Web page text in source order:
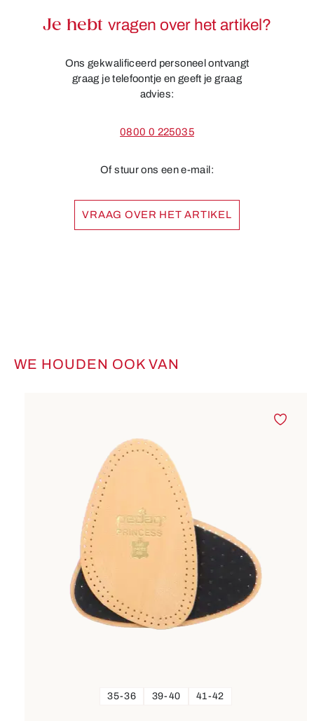
Je hebt vragen over het artikel?
Ons gekwalificeerd personeel ontvangt
graag je telefoontje en geeft je graag
advies:
0800 0 225035
Of stuur ons een e-mail:
VRAAG OVER HET ARTIKEL
Productgalerij overslaan
WE HOUDEN OOK VAN
35-36 39-40 41-42